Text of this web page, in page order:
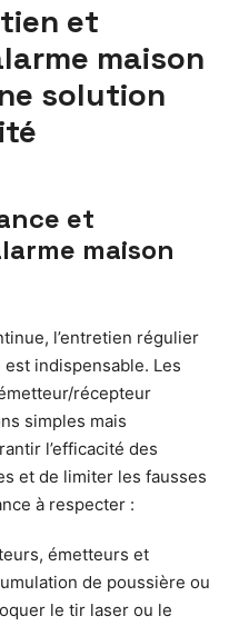
et
maison
solution
et
maison
l’entretien régulier
est indispensable. Les
récepteur
simples mais
l’efficacité des
et de limiter les fausses
à respecter :
émetteurs et
de poussière ou
le tir laser ou le